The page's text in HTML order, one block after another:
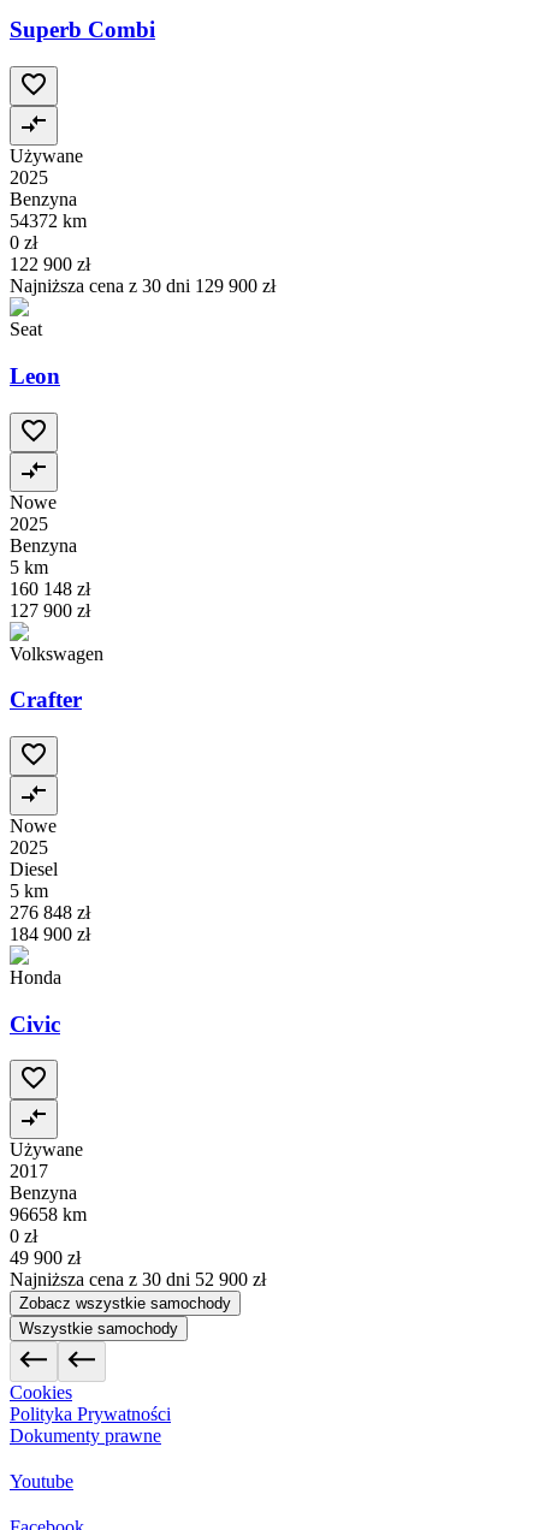
Superb Combi
Używane
2025
Benzyna
54372 km
0 zł
122 900 zł
Najniższa cena z 30 dni 129 900 zł
Seat
Leon
Nowe
2025
Benzyna
5 km
160 148 zł
127 900 zł
Volkswagen
Crafter
Nowe
2025
Diesel
5 km
276 848 zł
184 900 zł
Honda
Civic
Używane
2017
Benzyna
96658 km
0 zł
49 900 zł
Najniższa cena z 30 dni 52 900 zł
Zobacz wszystkie samochody
Wszystkie samochody
Cookies
Polityka Prywatności
Dokumenty prawne
Youtube